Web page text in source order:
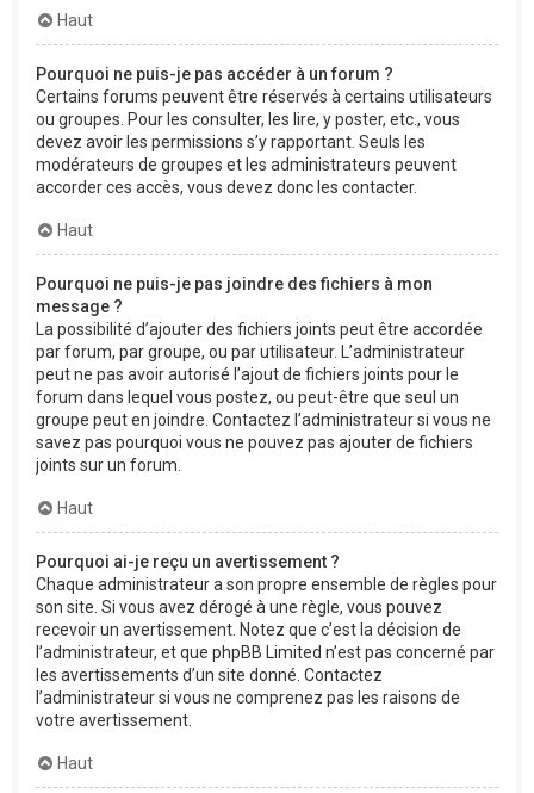
Haut
Pourquoi ne puis-je pas accéder à un forum ?
Certains forums peuvent être réservés à certains utilisateurs
ou groupes. Pour les consulter, les lire, y poster, etc., vous
devez avoir les permissions s’y rapportant. Seuls les
modérateurs de groupes et les administrateurs peuvent
accorder ces accès, vous devez donc les contacter.
Haut
Pourquoi ne puis-je pas joindre des fichiers à mon
message ?
La possibilité d’ajouter des fichiers joints peut être accordée
par forum, par groupe, ou par utilisateur. L’administrateur
peut ne pas avoir autorisé l’ajout de fichiers joints pour le
forum dans lequel vous postez, ou peut-être que seul un
groupe peut en joindre. Contactez l’administrateur si vous ne
savez pas pourquoi vous ne pouvez pas ajouter de fichiers
joints sur un forum.
Haut
Pourquoi ai-je reçu un avertissement ?
Chaque administrateur a son propre ensemble de règles pour
son site. Si vous avez dérogé à une règle, vous pouvez
recevoir un avertissement. Notez que c’est la décision de
l’administrateur, et que phpBB Limited n’est pas concerné par
les avertissements d’un site donné. Contactez
l’administrateur si vous ne comprenez pas les raisons de
votre avertissement.
Haut